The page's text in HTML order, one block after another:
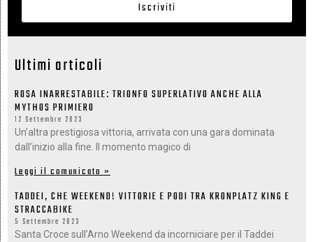
Iscriviti
Ultimi articoli
ROSA INARRESTABILE: TRIONFO SUPERLATIVO ANCHE ALLA
MYTHOS PRIMIERO
12 Settembre 2023
Un’altra prestigiosa vittoria, arrivata con una gara dominata
dall’inizio alla fine. Il momento magico di
Leggi il comunicato »
TADDEI, CHE WEEKEND! VITTORIE E PODI TRA KRONPLATZ KING E
STRACCABIKE
5 Settembre 2023
Santa Croce sull’Arno Weekend da incorniciare per il Taddei